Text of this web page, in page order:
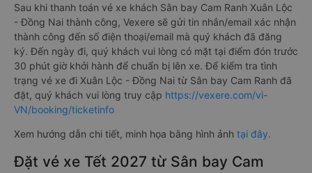
Sau khi thanh toán vé xe khách Sân bay Cam Ranh Xuân Lộc
- Đồng Nai thành công, Vexere sẽ gửi tin nhắn/email xác nhận
thành công đến số điện thoại/email mà quý khách đã đăng
ký. Đến ngày đi, quý khách vui lòng có mặt tại điểm đón trước
30 phút giờ khởi hành để chuẩn bị lên xe. Để kiểm tra tình
trạng vé xe đi Xuân Lộc - Đồng Nai từ Sân bay Cam Ranh đã
đặt, quý khách vui lòng truy cập https://vexere.com/vi-
VN/booking/ticketinfo
Xem hướng dẫn chi tiết, minh họa bằng hình ảnh tại đây.
Đặt vé xe Tết 2027 từ Sân bay Cam